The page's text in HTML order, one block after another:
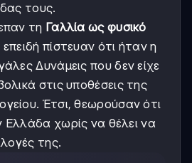
τους.
τη Γαλλία ως φυσικό
επειδή πίστευαν ότι ήταν η
Δυνάμεις που δεν είχε
στις υποθέσεις της
Έτσι, θεωρούσαν ότι
χωρίς να θέλει να
της.